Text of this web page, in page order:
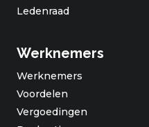
Ledenraad
Werknemers
Werknemers
Voordelen
Vergoedingen